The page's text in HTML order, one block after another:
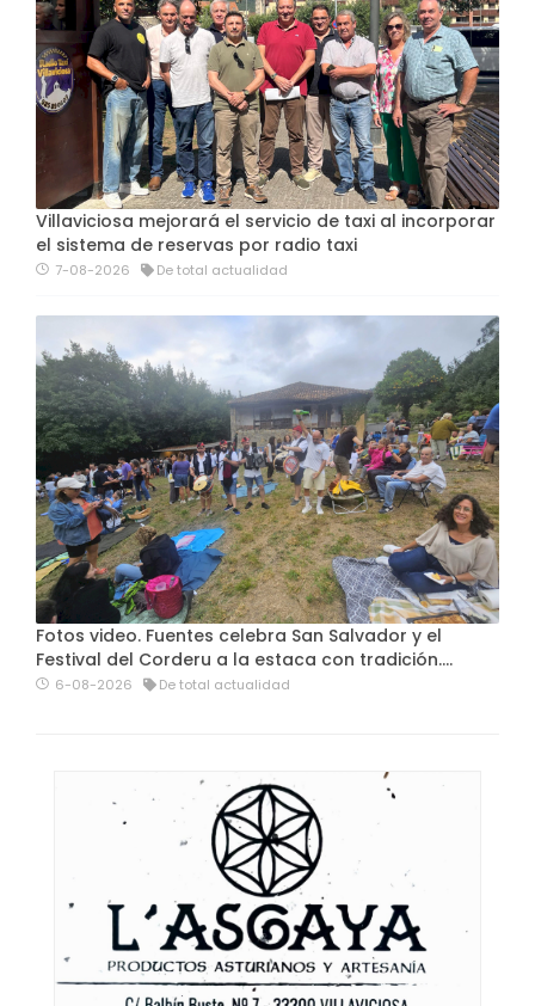
Villaviciosa mejorará el servicio de taxi al incorporar
el sistema de reservas por radio taxi
7-08-2026 De total actualidad
Fotos video. Fuentes celebra San Salvador y el
Festival del Corderu a la estaca con tradición....
6-08-2026 De total actualidad